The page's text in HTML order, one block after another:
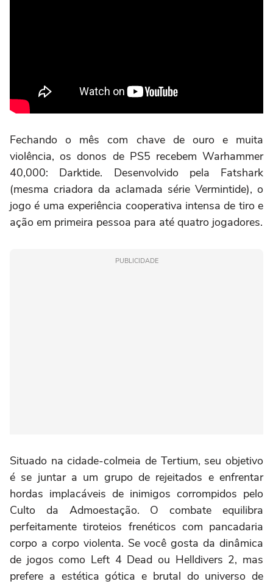
Fechando o mês com chave de ouro e muita
violência, os donos de PS5 recebem Warhammer
40,000: Darktide. Desenvolvido pela Fatshark
(mesma criadora da aclamada série Vermintide), o
jogo é uma experiência cooperativa intensa de tiro e
ação em primeira pessoa para até quatro jogadores.
PUBLICIDADE
Situado na cidade-colmeia de Tertium, seu objetivo
é se juntar a um grupo de rejeitados e enfrentar
hordas implacáveis de inimigos corrompidos pelo
Culto da Admoestação. O combate equilibra
perfeitamente tiroteios frenéticos com pancadaria
corpo a corpo violenta. Se você gosta da dinâmica
de jogos como Left 4 Dead ou Helldivers 2, mas
prefere a estética gótica e brutal do universo de